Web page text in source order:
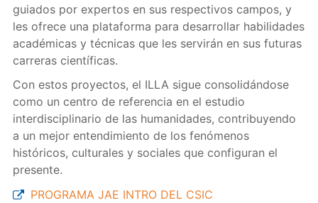
guiados por expertos en sus respectivos campos, y
les ofrece una plataforma para desarrollar habilidades
académicas y técnicas que les servirán en sus futuras
carreras científicas.
Con estos proyectos, el ILLA sigue consolidándose
como un centro de referencia en el estudio
interdisciplinario de las humanidades, contribuyendo
a un mejor entendimiento de los fenómenos
históricos, culturales y sociales que configuran el
presente.
PROGRAMA JAE INTRO DEL CSIC